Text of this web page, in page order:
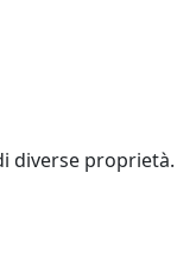
diverse